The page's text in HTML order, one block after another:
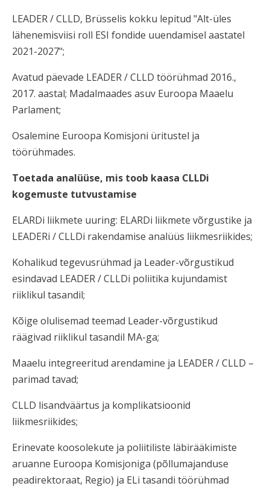
LEADER / CLLD, Brüsselis kokku lepitud "Alt-üles
lähenemisviisi roll ESI fondide uuendamisel aastatel
2021-2027";
Avatud päevade LEADER / CLLD töörühmad 2016.,
2017. aastal; Madalmaades asuv Euroopa Maaelu
Parlament;
Osalemine Euroopa Komisjoni üritustel ja
töörühmades.
Toetada analüüse, mis toob kaasa CLLDi
kogemuste tutvustamise
ELARDi liikmete uuring: ELARDi liikmete võrgustike ja
LEADERi / CLLDi rakendamise analüüs liikmesriikides;
Kohalikud tegevusrühmad ja Leader-võrgustikud
esindavad LEADER / CLLDi poliitika kujundamist
riiklikul tasandil;
Kõige olulisemad teemad Leader-võrgustikud
räägivad riiklikul tasandil MA-ga;
Maaelu integreeritud arendamine ja LEADER / CLLD –
parimad tavad;
CLLD lisandväärtus ja komplikatsioonid
liikmesriikides;
Erinevate koosolekute ja poliitiliste läbirääkimiste
aruanne Euroopa Komisjoniga (põllumajanduse
peadirektoraat, Regio) ja ELi tasandi töörühmad